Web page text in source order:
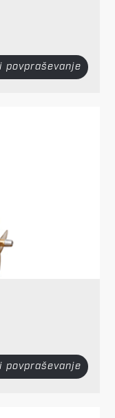
povpraševanje
povpraševanje